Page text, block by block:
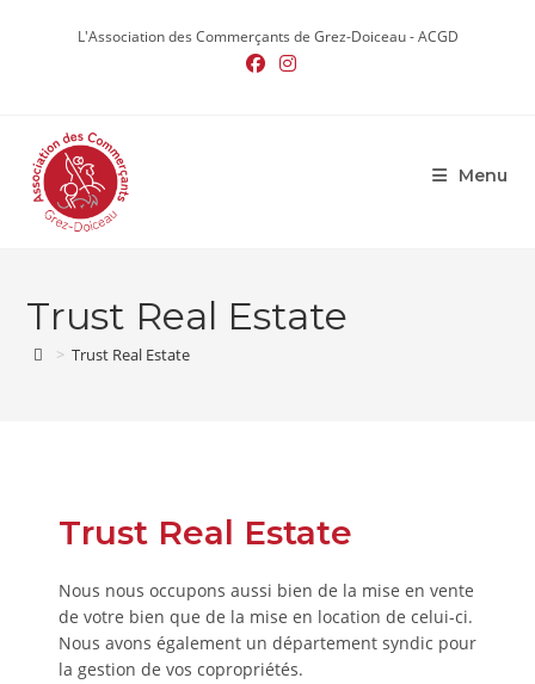
L'Association des Commerçants de Grez-Doiceau - ACGD
Menu
Trust Real Estate
> Trust Real Estate
Trust Real Estate
Nous nous occupons aussi bien de la mise en vente
de votre bien que de la mise en location de celui-ci.
Nous avons également un département syndic pour
la gestion de vos copropriétés.